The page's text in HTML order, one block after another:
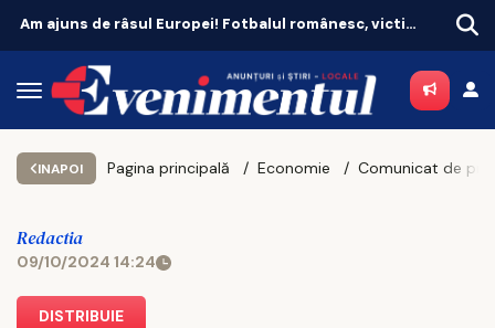
INAPOI Pagina principală Economie
Redactia
09/10/2024 14:24
DISTRIBUIE